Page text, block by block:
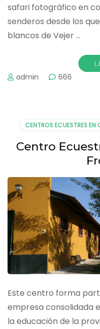
safari fotográfico en
senderos desde los
blancos de Vejer …
admin 666
CENTROS ECUESTRES EN
Centro
Este centro forma
empresa consolidada
la educación de la